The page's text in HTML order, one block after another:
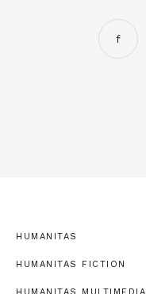
HUMANITAS
HUMANITAS FICTION